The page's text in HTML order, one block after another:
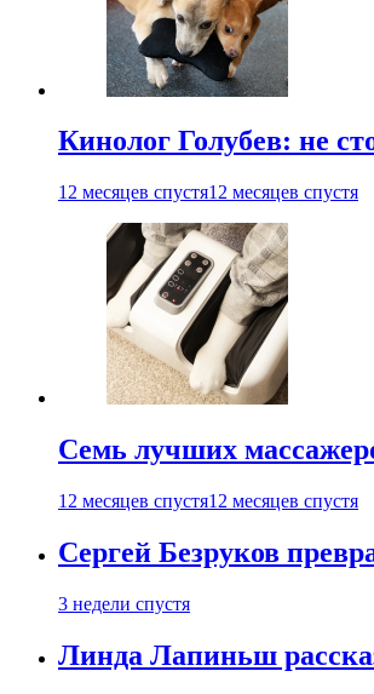
Кинолог Голубев: не
12 месяцев спустя12 месяцев спустя
Семь лучших
12 месяцев спустя12 месяцев спустя
Сергей Безруков
3 недели спустя
Линда Лапиньш